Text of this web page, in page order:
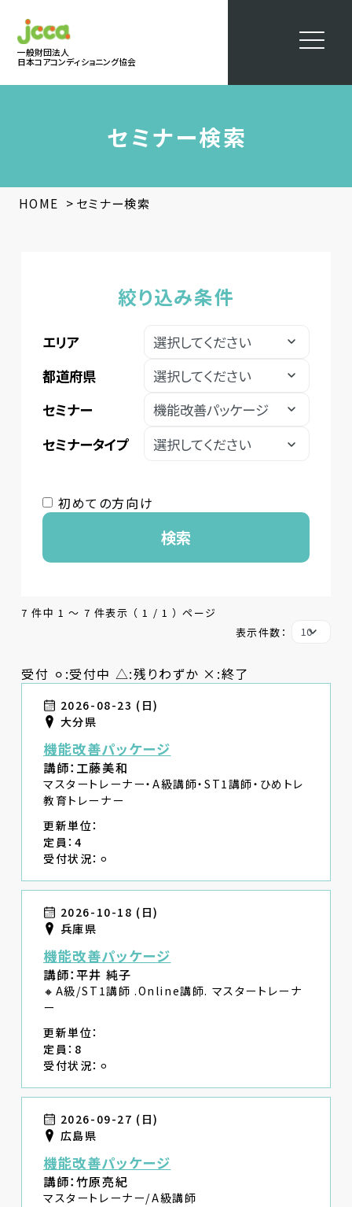
一般財団法人
日本コアコンディショニング協会
セミナー検索
HOME > セミナー検索
絞り込み条件
エリア
都道府県
セミナー
セミナータイプ
初めての方向け
検索
7 件中 1 〜 7 件表示 （ 1 / 1 ） ページ
表示件数：
受付 ⚪︎:受付中 △:残りわずか ×:終了
2026-08-23 (日)
大分県
機能改善パッケージ
講師：工藤美和
マスタートレーナー・A級講師・ST1講師・ひめトレ
教育トレーナー
更新単位：
定員：4
受付状況：⚪︎
2026-10-18 (日)
兵庫県
機能改善パッケージ
講師：平井 純子
🔸A級/ST1講師 .Online講師. マスタートレーナ
ー
更新単位：
定員：8
受付状況：⚪︎
2026-09-27 (日)
広島県
機能改善パッケージ
講師：竹原亮紀
マスタートレーナー/A級講師